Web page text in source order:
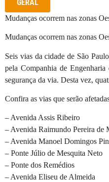
GERAL
Mudanças ocorrem nas zonas
Mudanças ocorrem nas zonas
Seis vias da cidade de São
pela Companhia de
segurança da via. Desta vez,
Confira as vias que serão
– Avenida Assis Ribeiro
– Avenida Raimundo Pereira de
– Avenida Manoel Domingos
– Ponte Júlio de Mesquita Neto
– Ponte dos Remédios
– Avenida Eliseu de Almeida